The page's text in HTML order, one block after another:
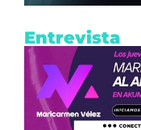
Entrevista